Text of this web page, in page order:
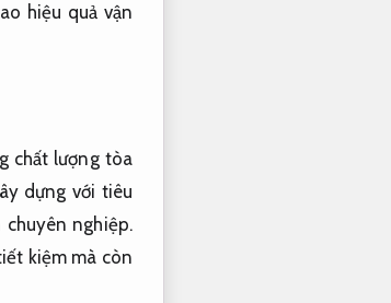
hiệu quả vận
chất lượng tòa
dựng với tiêu
nghiệp.
kiệm mà còn